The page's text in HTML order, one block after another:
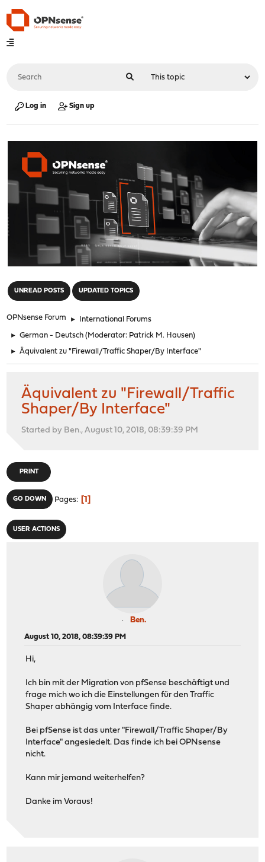
Log in Sign up
UNREAD POSTS UPDATED TOPICS
OPNsense Forum ► International Forums
► German - Deutsch (Moderator: Patrick M. Hausen)
► Äquivalent zu "Firewall/Traffic Shaper/By Interface"
Äquivalent zu "Firewall/Traffic
Shaper/By Interface"
Started by Ben., August 10, 2018, 08:39:39 PM
PRINT
GO DOWN Pages 1
USER ACTIONS
Ben.
August 10, 2018, 08:39:39 PM
Hi,
Ich bin mit der Migration von pfSense beschäftigt und
frage mich wo ich die Einstellungen für den Traffic
Shaper abhängig vom Interface finde.
Bei pfSense ist das unter "Firewall/Traffic Shaper/By
Interface" angesiedelt. Das finde ich bei OPNsense
nicht.
Kann mir jemand weiterhelfen?
Danke im Voraus!